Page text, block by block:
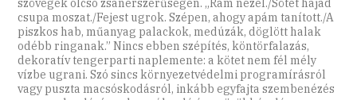
szövegek olcsó zsánerszerűségén. „Rám nézel./Sötét hajad
csupa moszat./Fejest ugrok. Szépen, ahogy apám tanított./A
piszkos hab, műanyag palackok, medúzák, döglött halak
odébb ringanak.” Nincs ebben szépítés, köntörfalazás,
dekoratív tengerparti naplemente: a kötet nem fél mély
vízbe ugrani. Szó sincs környezetvédelmi programírásról
vagy puszta macsóskodásról, inkább egyfajta szembenézés